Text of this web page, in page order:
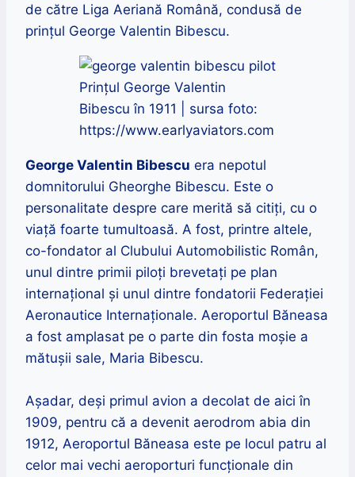
de către Liga Aeriană Română, condusă de
prințul George Valentin Bibescu.
Prințul George Valentin
Bibescu în 1911 | sursa foto:
https://www.earlyaviators.com
George Valentin Bibescu era nepotul
domnitorului Gheorghe Bibescu. Este o
personalitate despre care merită să citiți, cu o
viață foarte tumultoasă. A fost, printre altele,
co-fondator al Clubului Automobilistic Român,
unul dintre primii piloți brevetați pe plan
internațional și unul dintre fondatorii Federației
Aeronautice Internaționale. Aeroportul Băneasa
a fost amplasat pe o parte din fosta moșie a
mătușii sale, Maria Bibescu.
Așadar, deși primul avion a decolat de aici în
1909, pentru că a devenit aerodrom abia din
1912, Aeroportul Băneasa este pe locul patru al
celor mai vechi aeroporturi funcționale din